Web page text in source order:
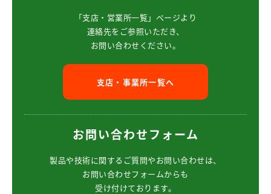
「支店・営業所一覧」ページより
連絡先をご参照いただき、
お問い合わせください。
支店・事業所一覧へ
お問い合わせフォーム
製品や技術に関するご質問やお問い合わせは、
お問い合わせフォームからも
受け付けております。